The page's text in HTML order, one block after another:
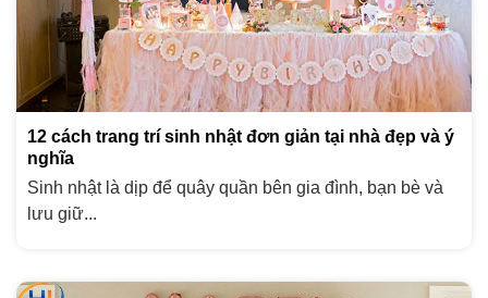
12 cách trang trí sinh nhật đơn giản tại nhà đẹp và ý
nghĩa
Sinh nhật là dịp để quây quần bên gia đình, bạn bè và
lưu giữ...